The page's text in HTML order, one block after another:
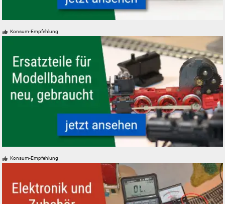
Konsum-Empfehlung
Konsum-Empfehlung